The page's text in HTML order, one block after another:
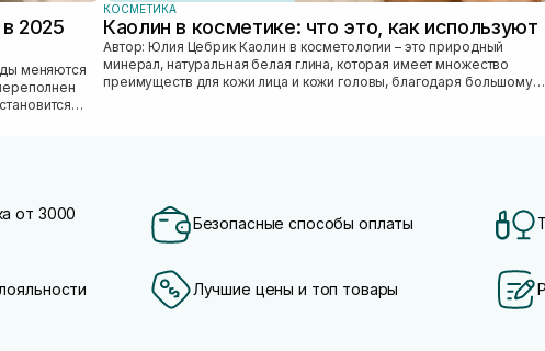
2025
КОСМЕТИКА
Каолин в косметике: что это, как используют
Автор: Юлия Цебрик Каолин в косметологии – это природный
минерал, натуральная белая глина, которая имеет множество
преимуществ для кожи лица и кожи головы, благодаря большому
от 3000
Безопасные способы оплаты
Лучшие цены и топ товары